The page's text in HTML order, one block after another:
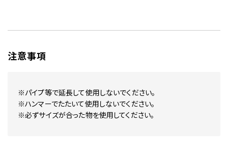
注意事項
※パイプ等で延長して使用しないでください。
※ハンマーでたたいて使用しないでください。
※必ずサイズが合った物を使用してください。